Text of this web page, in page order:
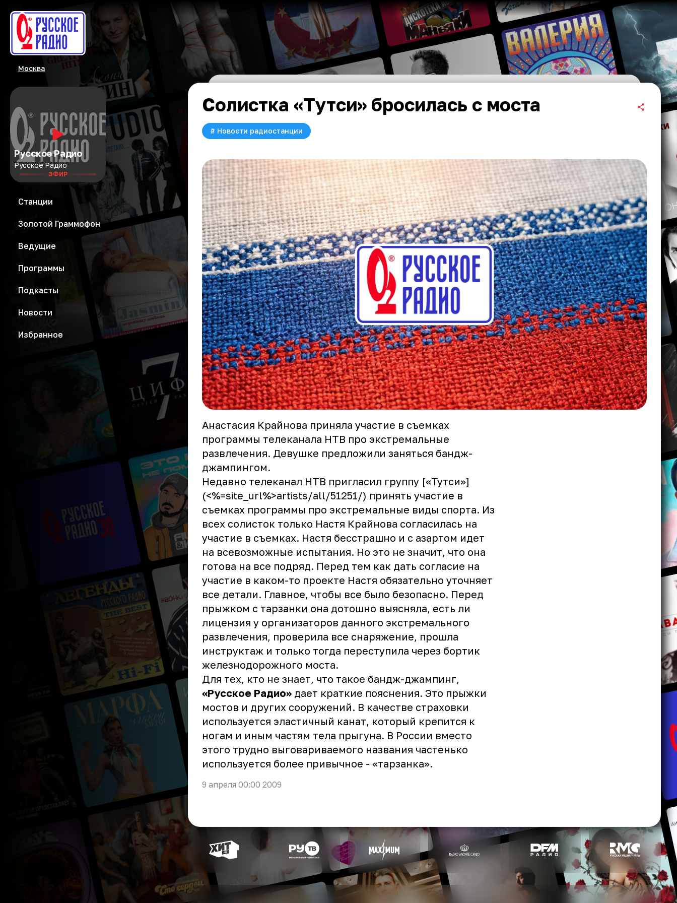
Москва
Русское Радио
Русское Радио
ЭФИР
Станции
Золотой Граммофон
Ведущие
Программы
Подкасты
Новости
Избранное
Солистка «Тутси» бросилась с моста
# Новости радиостанции
Анастасия Крайнова приняла участие в съемках
программы телеканала НТВ про экстремальные
развлечения. Девушке предложили заняться бандж-
джампингом.
Недавно телеканал НТВ пригласил группу [«Тутси»]
(<%=site_url%>artists/all/51251/) принять участие в
съемках программы про экстремальные виды спорта. Из
всех солисток только Настя Крайнова согласилась на
участие в съемках. Настя бесстрашно и с азартом идет
на всевозможные испытания. Но это не значит, что она
готова на все подряд. Перед тем как дать согласие на
участие в каком-то проекте Настя обязательно уточняет
все детали. Главное, чтобы все было безопасно. Перед
прыжком с тарзанки она дотошно выясняла, есть ли
лицензия у организаторов данного экстремального
развлечения, проверила все снаряжение, прошла
инструктаж и только тогда переступила через бортик
железнодорожного моста.
Для тех, кто не знает, что такое бандж-джампинг,
«Русское Радио» дает краткие пояснения. Это прыжки
мостов и других сооружений. В качестве страховки
используется эластичный канат, который крепится к
ногам и иным частям тела прыгуна. В России вместо
этого трудно выговариваемого названия частенько
используется более привычное - «тарзанка».
9 апреля 00:00 2009